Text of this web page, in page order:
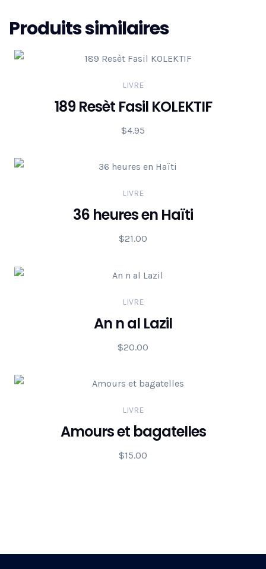
Produits similaires
LIVRE
189 Resèt Fasil KOLEKTIF
$4.95
LIVRE
36 heures en Haïti
$21.00
LIVRE
An n al Lazil
$20.00
LIVRE
Amours et bagatelles
$15.00